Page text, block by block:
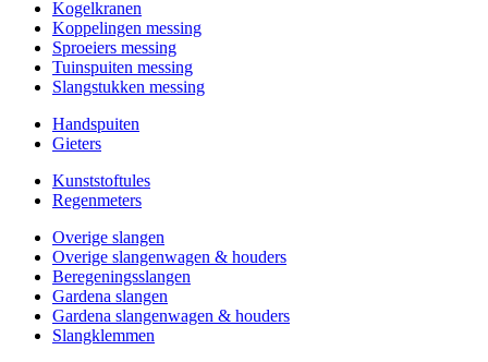
Kogelkranen
Koppelingen messing
Sproeiers messing
Tuinspuiten messing
Slangstukken messing
Handspuiten
Gieters
Kunststoftules
Regenmeters
Overige slangen
Overige slangenwagen & houders
Beregeningsslangen
Gardena slangen
Gardena slangenwagen & houders
Slangklemmen